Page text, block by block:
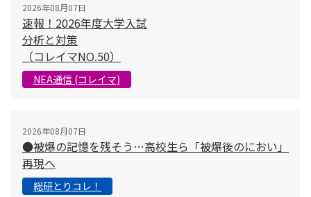
2026年08月07日
速報！2026年度大学入試
分析と対策
（コレイマNO.50）
NEA通信 (コレイマ)
2026年08月07日
●被爆の記憶を残そう…高校生ら「被爆後のにおい」
再現へ
総研とりコレ！